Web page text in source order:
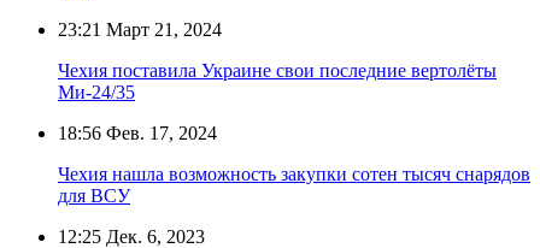
23:21 Март 21, 2024
Чехия поставила Украине свои последние вертолёты
Ми-24/35
18:56 Фев. 17, 2024
Чехия нашла возможность закупки сотен тысяч снарядов
для ВСУ
12:25 Дек. 6, 2023